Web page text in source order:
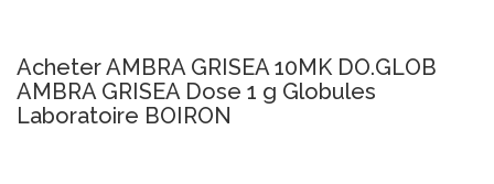
Acheter AMBRA GRISEA 10MK DO.GLOB
AMBRA GRISEA Dose 1 g Globules
Laboratoire BOIRON